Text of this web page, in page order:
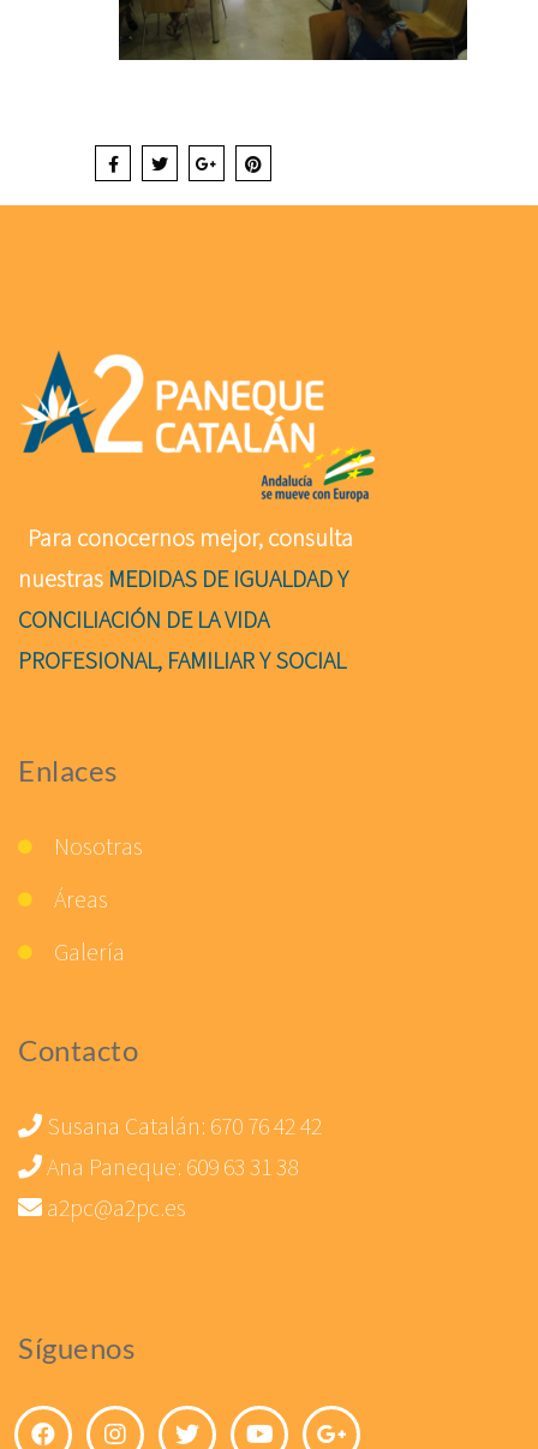
Para conocernos mejor, consulta
nuestras MEDIDAS DE IGUALDAD Y
CONCILIACIÓN DE LA VIDA
PROFESIONAL, FAMILIAR Y SOCIAL
Enlaces
Nosotras
Áreas
Galería
Contacto
Susana Catalán: 670 76 42 42
Ana Paneque: 609 63 31 38
a2pc@a2pc.es
Síguenos